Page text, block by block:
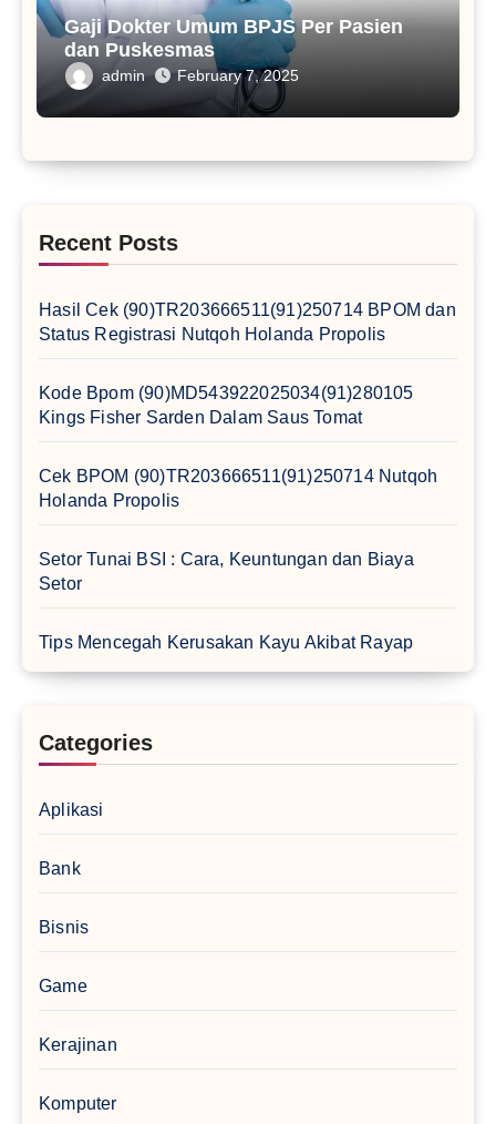
Gaji Dokter Umum BPJS Per Pasien
dan Puskesmas
admin February 7, 2025
Recent Posts
Hasil Cek (90)TR203666511(91)250714 BPOM dan
Status Registrasi Nutqoh Holanda Propolis
Kode Bpom (90)MD543922025034(91)280105
Kings Fisher Sarden Dalam Saus Tomat
Cek BPOM (90)TR203666511(91)250714 Nutqoh
Holanda Propolis
Setor Tunai BSI : Cara, Keuntungan dan Biaya
Setor
Tips Mencegah Kerusakan Kayu Akibat Rayap
Categories
Aplikasi
Bank
Bisnis
Game
Kerajinan
Komputer